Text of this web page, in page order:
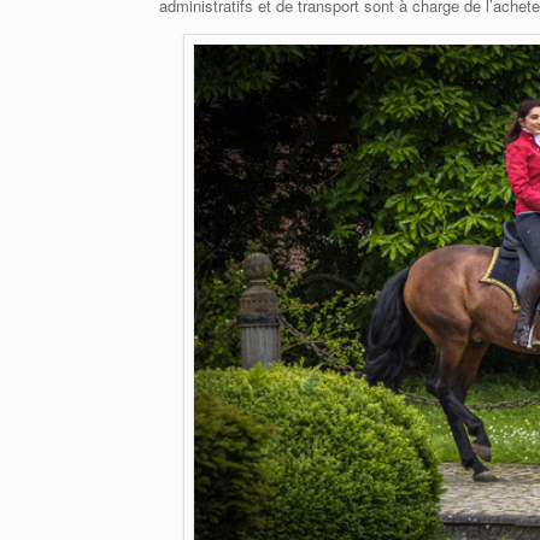
administratifs et de transport sont à charge de